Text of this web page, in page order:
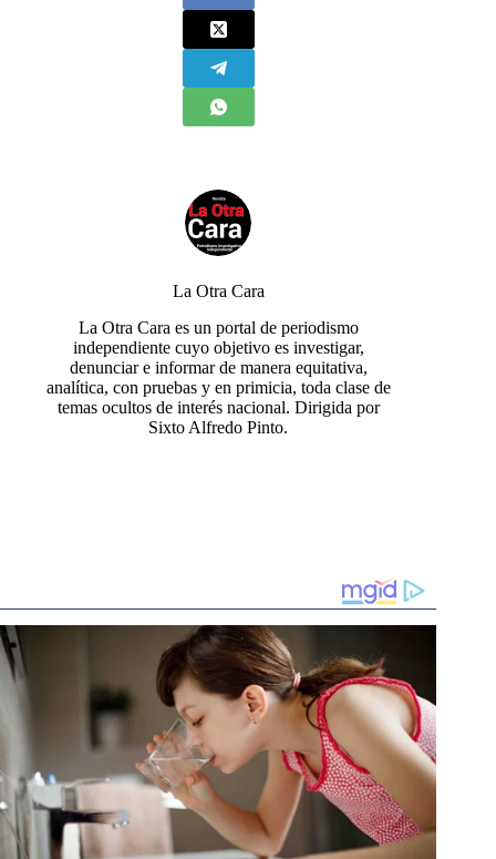
La Otra Cara
La Otra Cara es un portal de periodismo
independiente cuyo objetivo es investigar,
denunciar e informar de manera equitativa,
analítica, con pruebas y en primicia, toda clase de
temas ocultos de interés nacional. Dirigida por
Sixto Alfredo Pinto.